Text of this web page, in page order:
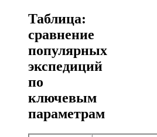
Таблица:
сравнение
популярных
экспедиций
по
ключевым
параметрам